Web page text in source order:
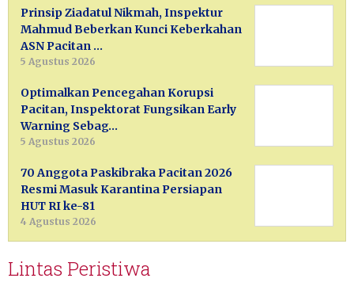
Prinsip Ziadatul Nikmah, Inspektur
Mahmud Beberkan Kunci Keberkahan
ASN Pacitan …
5 Agustus 2026
Optimalkan Pencegahan Korupsi
Pacitan, Inspektorat Fungsikan Early
Warning Sebag…
5 Agustus 2026
70 Anggota Paskibraka Pacitan 2026
Resmi Masuk Karantina Persiapan
HUT RI ke-81
4 Agustus 2026
Lintas Peristiwa